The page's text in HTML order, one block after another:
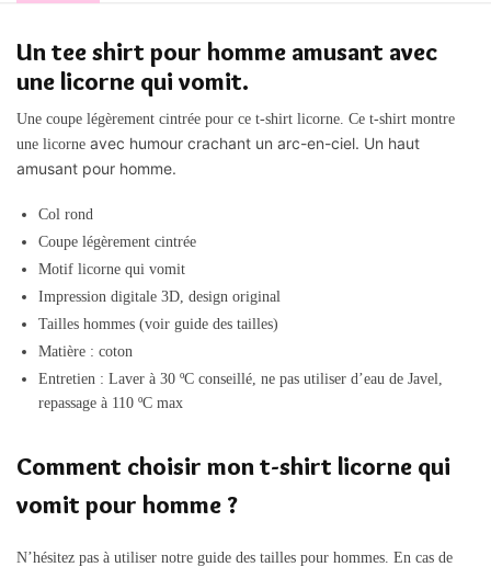
Un tee shirt pour homme amusant avec
une licorne qui vomit.
Une coupe légèrement cintrée pour ce t-shirt licorne. Ce t-shirt montre
une licorne avec humour crachant un arc-en-ciel. Un haut
amusant pour homme.
Col rond
Coupe légèrement cintrée
Motif licorne qui vomit
Impression digitale 3D, design original
Tailles hommes (voir guide des tailles)
Matière : coton
Entretien : Laver à 30 ºC conseillé, ne pas utiliser d’eau de Javel,
repassage à 110 ºC max
Comment choisir mon t-shirt licorne qui
vomit pour homme ?
N’hésitez pas à utiliser notre guide des tailles pour hommes. En cas de